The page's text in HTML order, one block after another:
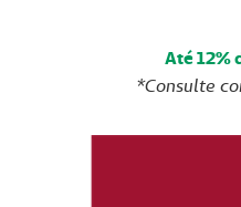
Até 12%
*Consulte